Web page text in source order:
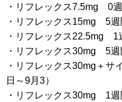
・リフレックス7.5mg 0
・リフレックス15mg 5週
・リフレックス22.5mg 1
・リフレックス30mg 5週
・リフレックス30mg＋
日～9月3）
・リフレックス30mg 1週